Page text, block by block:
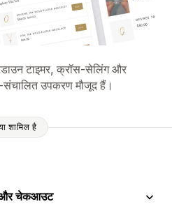
टाइमर, क्रॉस-सेलिंग और
उपकरण मौजूद हैं।
शामिल है
और चेकआउट